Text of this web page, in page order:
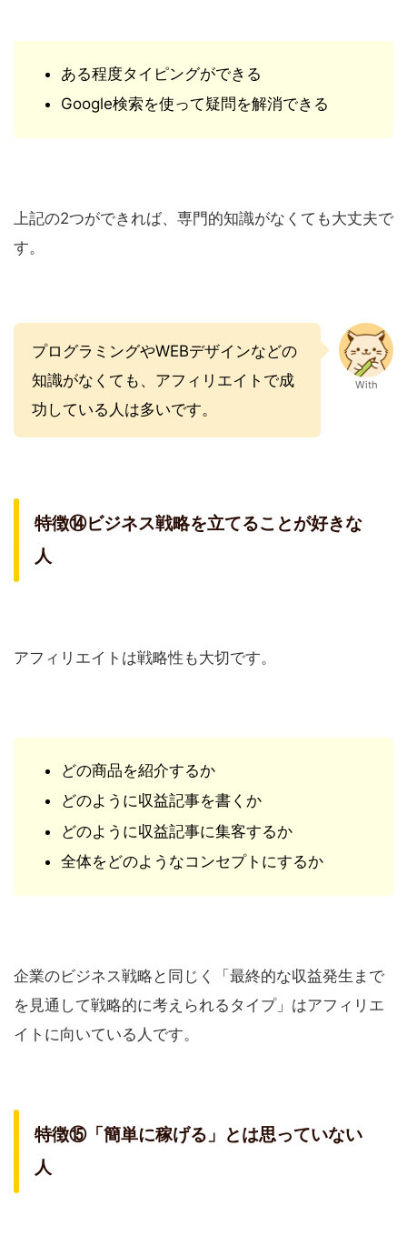
ある程度タイピングができる
Google検索を使って疑問を解消できる
上記の2つができれば、専門的知識がなくても大丈夫で
す。
プログラミングやWEBデザインなどの
知識がなくても、アフィリエイトで成
功している人は多いです。
With
特徴⑭ビジネス戦略を立てることが好きな
人
アフィリエイトは戦略性も大切です。
どの商品を紹介するか
どのように収益記事を書くか
どのように収益記事に集客するか
全体をどのようなコンセプトにするか
企業のビジネス戦略と同じく「最終的な収益発生まで
を見通して戦略的に考えられるタイプ」はアフィリエ
イトに向いている人です。
特徴⑮「簡単に稼げる」とは思っていない
人